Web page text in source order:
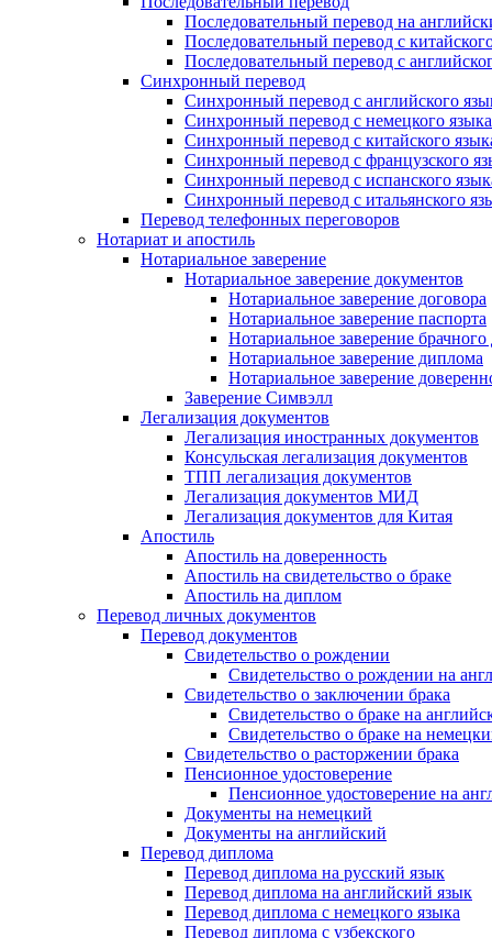
Последовательный перевод на
Последовательный перевод с
Последовательный перевод с
Синхронный перевод
Синхронный перевод с английского
Синхронный перевод с немецкого языка
Синхронный перевод с китайского
Синхронный перевод с французского
Синхронный перевод с испанского
Синхронный перевод с итальянского
Перевод телефонных переговоров
Нотариат и апостиль
Нотариальное заверение
Нотариальное заверение документов
Нотариальное заверение договора
Нотариальное заверение паспорта
Нотариальное заверение брачного
Нотариальное заверение диплома
Нотариальное заверение
Заверение Симвэлл
Легализация документов
Легализация иностранных документов
Консульская легализация документов
ТПП легализация документов
Легализация документов МИД
Легализация документов для Китая
Апостиль
Апостиль на доверенность
Апостиль на свидетельство о браке
Апостиль на диплом
Перевод личных документов
Перевод документов
Свидетельство о рождении
Свидетельство о рождении на
Свидетельство о заключении брака
Свидетельство о браке на
Свидетельство о браке на
Свидетельство о расторжении брака
Пенсионное удостоверение
Пенсионное удостоверение на
Документы на немецкий
Документы на английский
Перевод диплома
Перевод диплома на русский язык
Перевод диплома на английский язык
Перевод диплома с немецкого языка
Перевод диплома с узбекского